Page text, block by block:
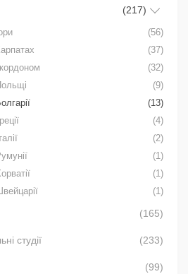
(217)
(56)
(37)
(32)
(9)
(13)
(4)
(2)
(1)
(1)
(1)
(165)
студії (233)
(99)